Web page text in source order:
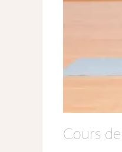
Cours